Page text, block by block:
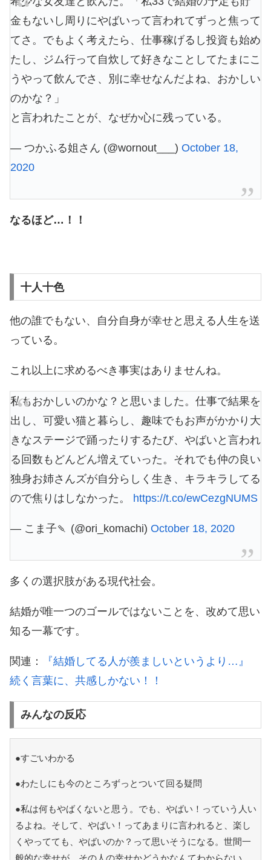
金もないし周りにやばいって言われてずっと焦って
てさ。でもよく考えたら、仕事稼げるし投資も始め
たし、ジム行って自炊して好きなことしてたまにこ
うやって飲んでさ、別に幸せなんだよね、おかしい
のかな？」
と言われたことが、なぜか心に残っている。
— つかふる姐さん (@wornout___) October 18,
2020
なるほど…！！
十人十色
他の誰でもない、自分自身が幸せと思える人生を送
っている。
これ以上に求めるべき事実はありませんね。
私もおかしいのかな？と思いました。仕事で結果を
出し、可愛い猫と暮らし、趣味でもお声がかかり大
きなステージで踊ったりするたび、やばいと言われ
る回数もどんどん増えていった。それでも仲の良い
独身お姉さんズが自分らしく生き、キラキラしてる
ので焦りはしなかった。 https://t.co/ewCezgNUMS
— こま子🍡 (@ori_komachi) October 18, 2020
多くの選択肢がある現代社会。
結婚が唯一つのゴールではないことを、改めて思い
知る一幕です。
関連：
『結婚してる人が羨ましいというより…』
続く言葉に、共感しかない！！
みんなの反応
●すごいわかる
●わたしにも今のところずっとついて回る疑問
●私は何もやばくないと思う。でも、やばい！っていう人い
るよね。そして、やばい！ってあまりに言われると、楽し
くやってても、やばいのか？って思いそうになる。世間一